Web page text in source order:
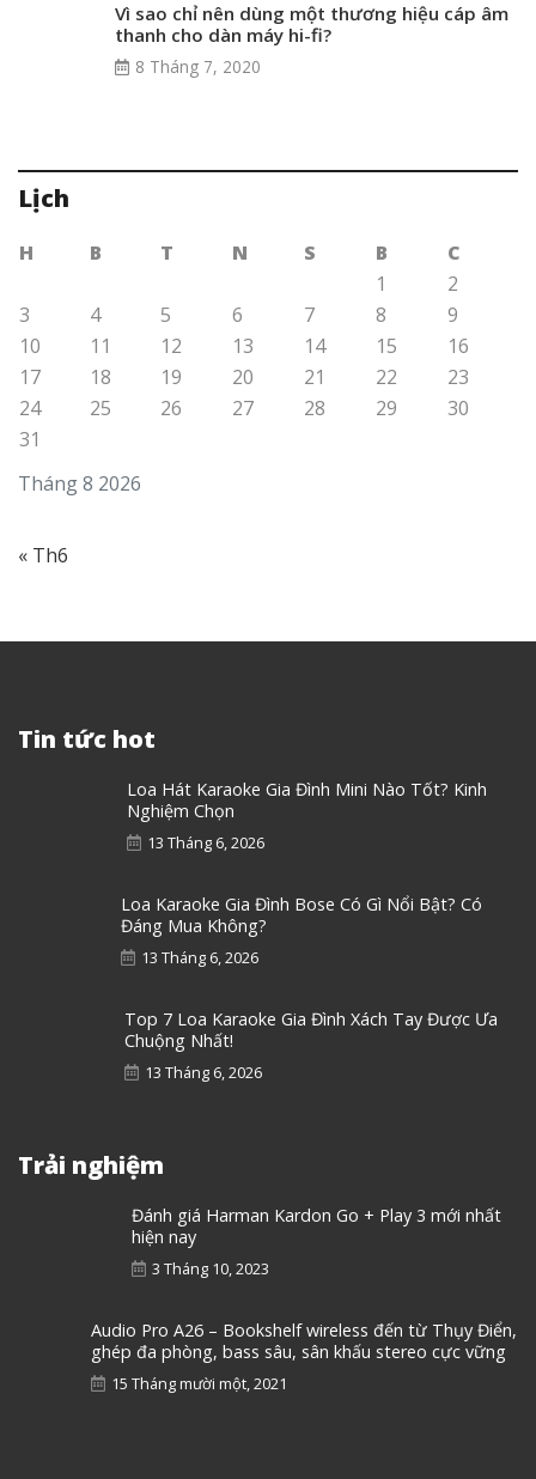
Vì sao chỉ nên dùng một thương hiệu cáp âm
thanh cho dàn máy hi-fi?
8 Tháng 7, 2020
Lịch
Tháng 8 2026
H B T N S B
C
1
2
3
4 5 6 7 8
9
10
11 12 13 14 15
16
17
18 19 20 21 22
23
24
25 26 27 28 29
30
31
« Th6
Tin tức hot
Loa Hát Karaoke Gia Đình Mini Nào Tốt? Kinh
Nghiệm Chọn
13 Tháng 6, 2026
Loa Karaoke Gia Đình Bose Có Gì Nổi Bật? Có
Đáng Mua Không?
13 Tháng 6, 2026
Top 7 Loa Karaoke Gia Đình Xách Tay Được Ưa
Chuộng Nhất!
13 Tháng 6, 2026
Trải nghiệm
Đánh giá Harman Kardon Go + Play 3 mới nhất
hiện nay
3 Tháng 10, 2023
Audio Pro A26 – Bookshelf wireless đến từ Thụy Điển,
ghép đa phòng, bass sâu, sân khấu stereo cực vững
15 Tháng mười một, 2021